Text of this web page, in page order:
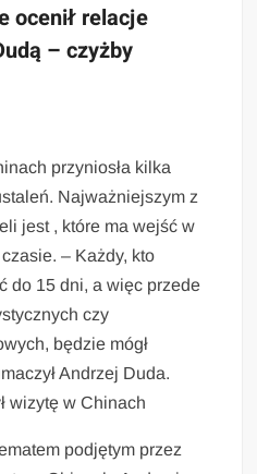
ocenił relacje
– czyżby
przyniosła kilka
Najważniejszym z
jest , które ma wejść w
– Każdy, kto
do 15 dni, a więc przede
czy
będzie mógł
Andrzej Duda.
wizytę w Chinach
podjętym przez